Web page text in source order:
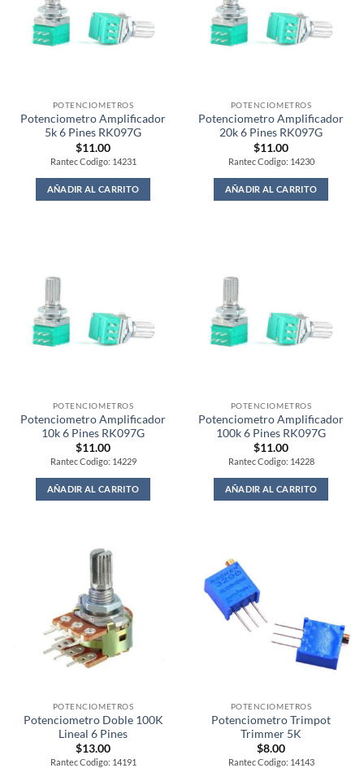
POTENCIOMETROS
Potenciometro Amplificador
5k 6 Pines RK097G
$11.00
Rantec Codigo: 14231
AÑADIR AL CARRITO
POTENCIOMETROS
Potenciometro Amplificador
20k 6 Pines RK097G
$11.00
Rantec Codigo: 14230
AÑADIR AL CARRITO
POTENCIOMETROS
Potenciometro Amplificador
10k 6 Pines RK097G
$11.00
Rantec Codigo: 14229
AÑADIR AL CARRITO
POTENCIOMETROS
Potenciometro Amplificador
100k 6 Pines RK097G
$11.00
Rantec Codigo: 14228
AÑADIR AL CARRITO
POTENCIOMETROS
Potenciometro Doble 100K
Lineal 6 Pines
$13.00
Rantec Codigo: 14191
POTENCIOMETROS
Potenciometro Trimpot
Trimmer 5K
$8.00
Rantec Codigo: 14143